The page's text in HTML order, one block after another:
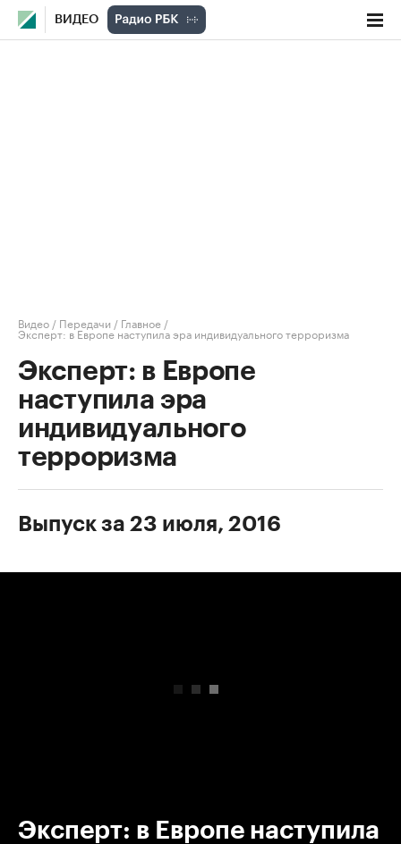
ВИДЕО
Видео / Передачи / Главное /
Эксперт: в Европе наступила эра индивидуального терроризма
Эксперт: в Европе
наступила эра
индивидуального
терроризма
Выпуск за 23 июля, 2016
Эксперт: в Европе наступила